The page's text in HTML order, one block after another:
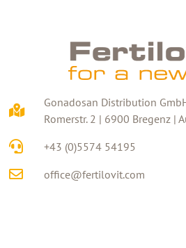
Gonadosan Distribution
Romerstr. 2 | 6900 Bregenz |
+43 (0)5574 54195
office@fertilovit.com